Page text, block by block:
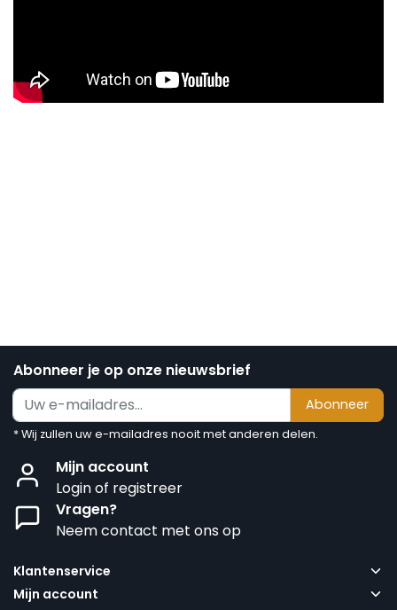
Abonneer je op onze nieuwsbrief
Abonneer
* Wij zullen uw e-mailadres nooit met anderen delen.
Mijn account
Login of registreer
Vragen?
Neem contact met ons op
Klantenservice
Mijn account